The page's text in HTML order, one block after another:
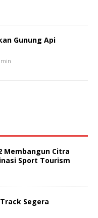
Gunung Api
Membangun Citra
Sport Tourism
Segera